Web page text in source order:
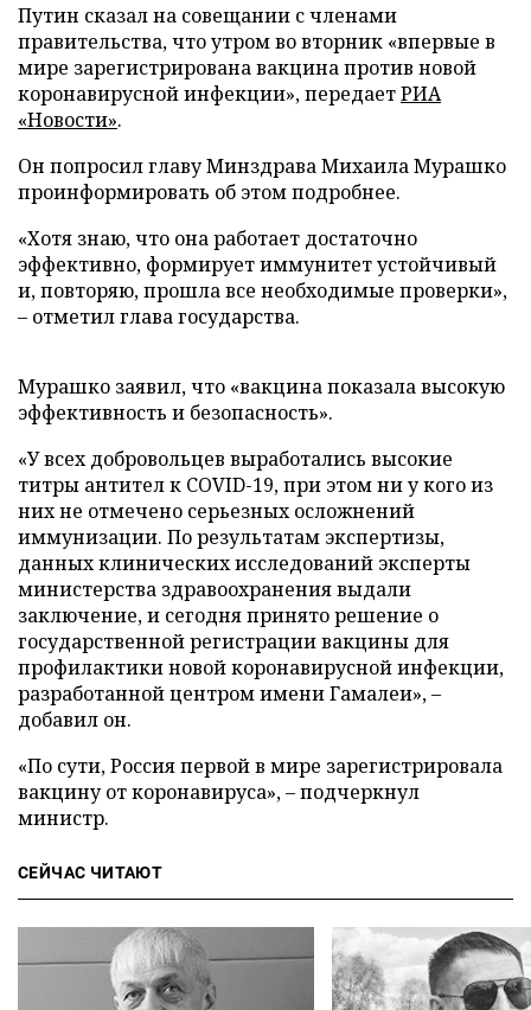
Путин сказал на совещании с членами
правительства, что утром во вторник «впервые в
мире зарегистрирована вакцина против новой
коронавирусной инфекции», передаетРИА
«Новости».
Он попросил главу Минздрава Михаила Мурашко
проинформировать об этом подробнее.
«Хотя знаю, что она работает достаточно
эффективно, формирует иммунитет устойчивый
и, повторяю, прошла все необходимые проверки»,
– отметил глава государства.
Мурашко заявил, что «вакцина показала высокую
эффективность и безопасность».
«У всех добровольцев выработались высокие
титры антител к COVID-19, при этом ни у кого из
них не отмечено серьезных осложнений
иммунизации. По результатам экспертизы,
данных клинических исследований эксперты
министерства здравоохранения выдали
заключение, и сегодня принято решение о
государственной регистрации вакцины для
профилактики новой коронавирусной инфекции,
разработанной центром имени Гамалеи», –
добавил он.
«По сути, Россия первой в мире зарегистрировала
вакцину от коронавируса», – подчеркнул
министр.
СЕЙЧАС ЧИТАЮТ